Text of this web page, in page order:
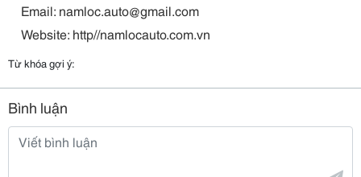
Email: namloc.auto@gmail.com
Website: http//namlocauto.com.vn
Từ khóa gợi ý:
Bình luận